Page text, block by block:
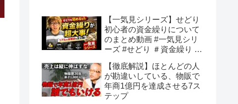
【一気見シリーズ】せどり
初心者の資金繰りについて
のまとめ動画 #一気見シリ
ーズ #せどり ＃資金繰り #
【徹底解説】ほとんどの人
が勘違いしている、物販で
年商1億円を達成させる7ス
テップ